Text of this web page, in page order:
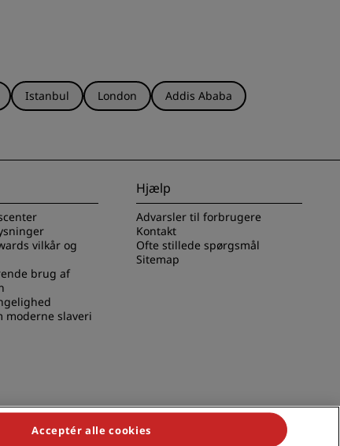
Istanbul London
Addis Ababa
vilkår og
brug af
moderne slaveri
Hjælp
Advarsler til forbrugere
Kontakt
Ofte stillede spørgsmål
Sitemap
Acceptér alle cookies